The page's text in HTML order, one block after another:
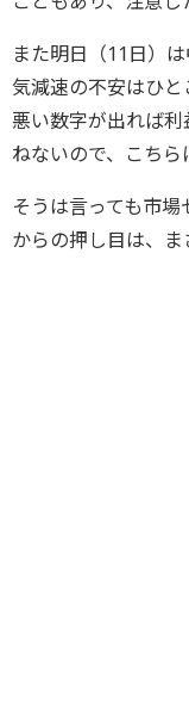
また明日（11日）
気減速の不安はひと
悪い数字が出れば
ねないので、こちら
そうは言っても市
からの押し目は、ま